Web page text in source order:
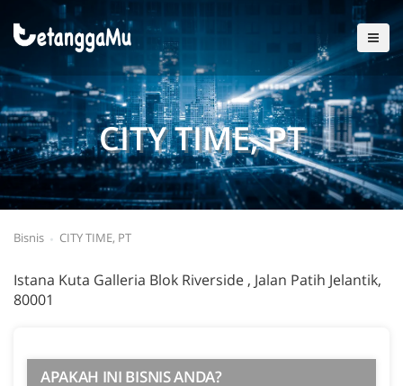
CITY TIME, PT
Bisnis CITY TIME, PT
Istana Kuta Galleria Blok Riverside , Jalan Patih Jelantik,
80001
APAKAH INI BISNIS ANDA?